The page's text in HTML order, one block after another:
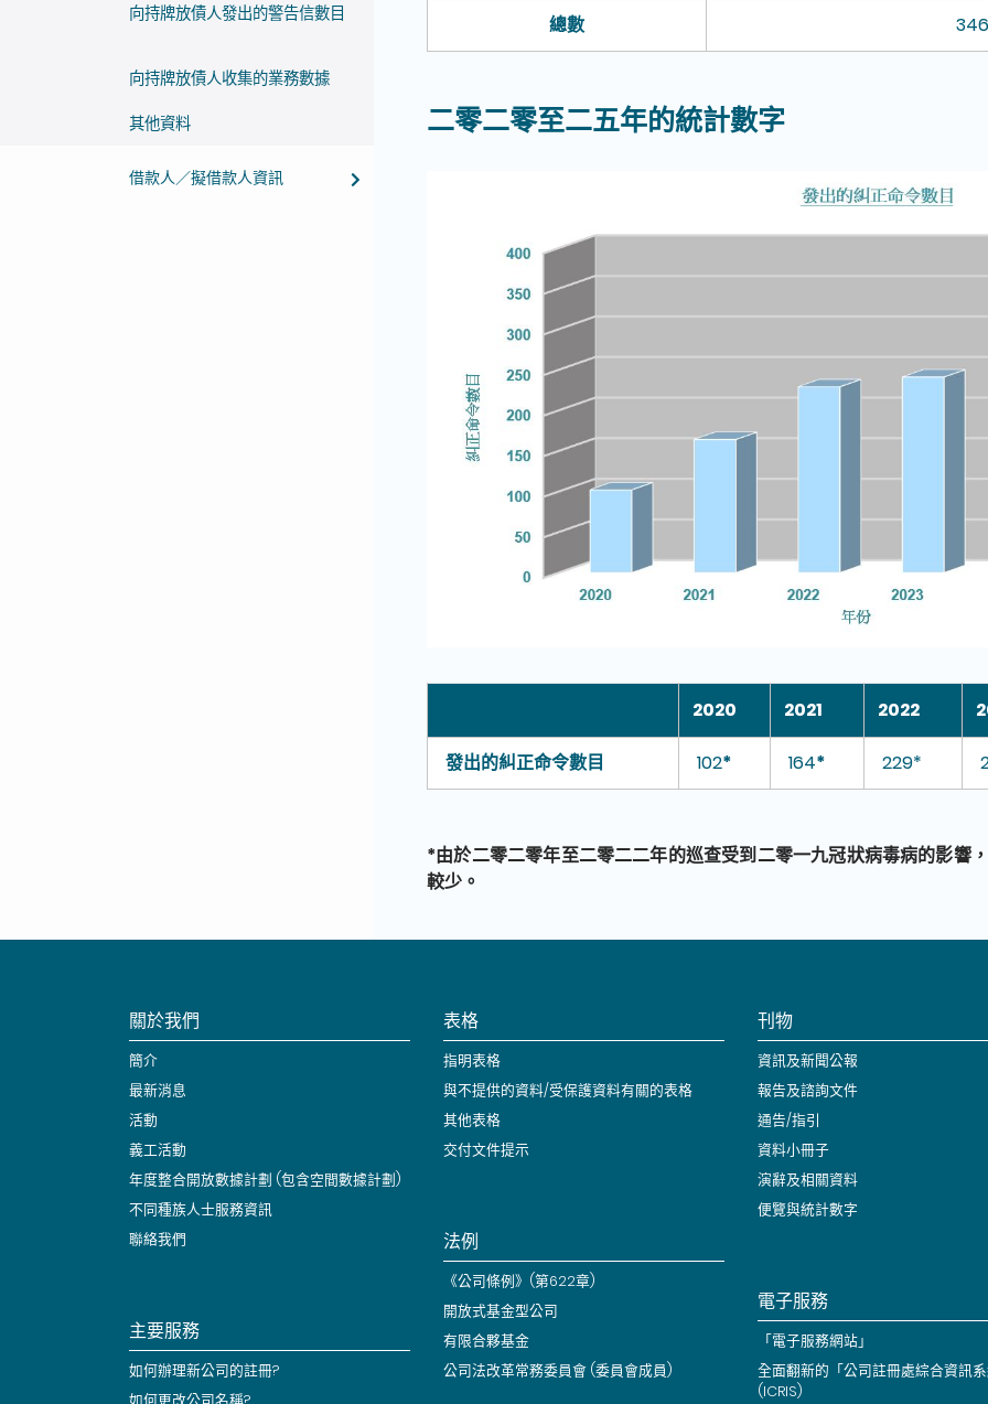
向持牌放債人發出的警告信數目
向持牌放債人收集的業務數據
其他資料
借款人／擬借款人資訊
總數 346
二零二零至二五年的統計數字
2020 2021 2022
發出的糾正命令數目 102* 164* 229*
*由於二零二零年至二零二二年的巡查受到二零一九冠狀病毒病的影響
較少。
關於我們
簡介
最新消息
活動
義工活動
年度整合開放數據計劃 (包含空間數據計劃)
不同種族人士服務資訊
聯絡我們
主要服務
如何辦理新公司的註冊?
如何更改公司名稱?
表格
指明表格
與不提供的資料/受保護資料有關的表格
其他表格
交付文件提示
法例
《公司條例》(第622章)
開放式基金型公司
有限合夥基金
公司法改革常務委員會 (委員會成員)
刊物
資訊及新聞公報
報告及諮詢文件
通告/指引
資料小冊子
演辭及相關資料
便覽與統計數字
電子服務
「電子服務網站」
全面翻新的「公司註冊處綜合資訊
(ICRIS)